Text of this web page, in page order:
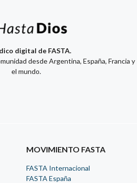
digital de FASTA.
desde Argentina, España, Francia y
el mundo.
MOVIMIENTO FASTA
FASTA Internacional
FASTA España